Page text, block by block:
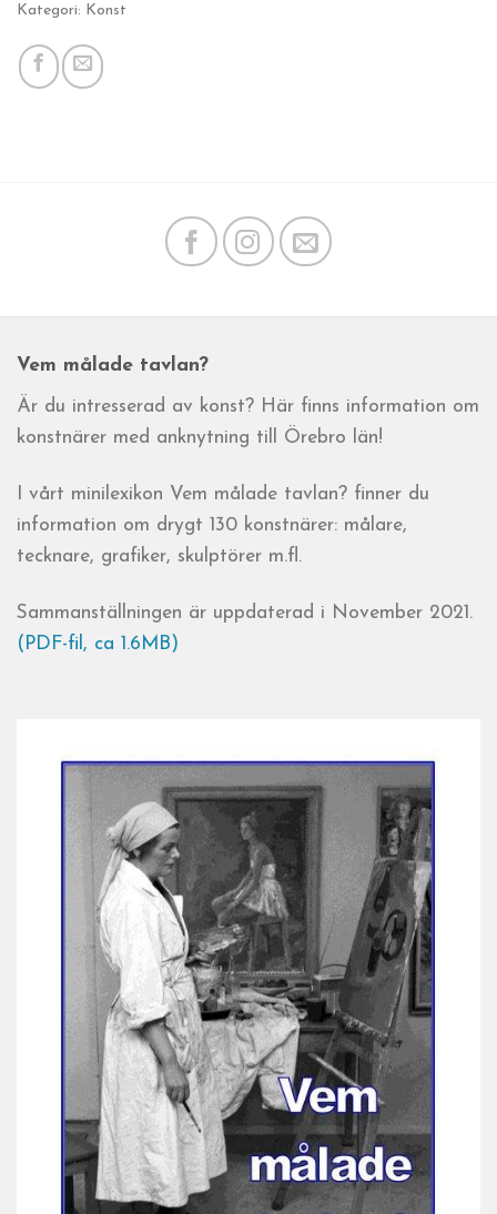
Kategori: Konst
Vem målade tavlan?
Är du intresserad av konst? Här finns information om
konstnärer med anknytning till Örebro län!
I vårt minilexikon Vem målade tavlan? finner du
information om drygt 130 konstnärer: målare,
tecknare, grafiker, skulptörer m.fl.
Sammanställningen är uppdaterad i November 2021.
(PDF-fil, ca 1.6MB)